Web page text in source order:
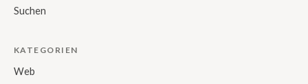
Suchen
KATEGORIEN
Web